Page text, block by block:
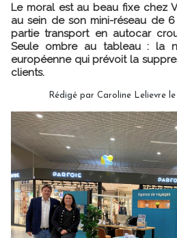
Le moral est au beau fixe chez
au sein de son mini-réseau de
partie transport en autocar
Seule ombre au tableau : la
européenne qui prévoit la
clients.
Rédigé par Caroline Lelievre